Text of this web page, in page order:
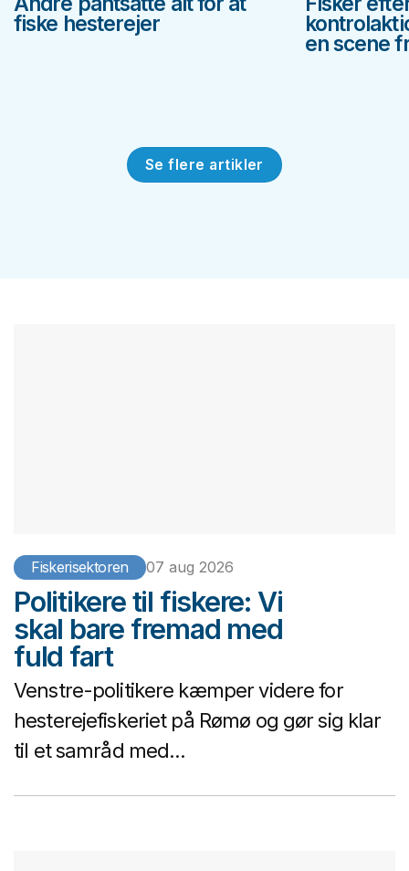
fiske hesterejer
en scene
Se flere artikler
Fiskerisektoren 07 aug 2026
Politikere til fiskere: Vi
skal bare fremad med
fuld fart
Venstre-politikere kæmper videre for
hesterejefiskeriet på Rømø og gør sig klar
til et samråd med...